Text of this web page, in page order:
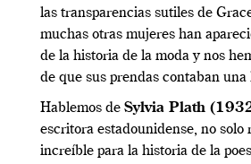
las transparencias sutiles de
muchas otras mujeres han
de la historia de la moda y nos
de que sus prendas contaban una
Hablemos de Sylvia Plath
escritora estadounidense, no solo
increíble para la historia de la